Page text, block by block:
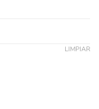
LIMPIAR